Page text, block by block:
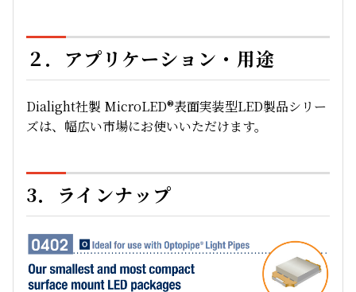
２．アプリケーション・用途
Dialight社製 MicroLED®表面実装型LED製品シリー
ズは、幅広い市場にお使いいただけます。
3．ラインナップ